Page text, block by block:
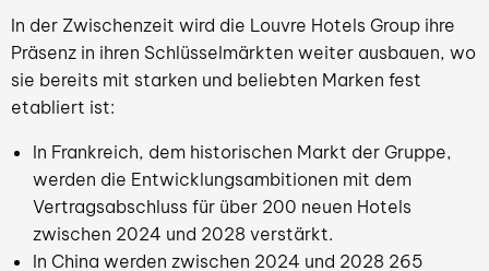
In der Zwischenzeit wird die Louvre Hotels Group ihre
Präsenz in ihren Schlüsselmärkten weiter ausbauen, wo
sie bereits mit starken und beliebten Marken fest
etabliert ist:
In Frankreich, dem historischen Markt der Gruppe,
werden die Entwicklungsambitionen mit dem
Vertragsabschluss für über 200 neuen Hotels
zwischen 2024 und 2028 verstärkt.
In China werden zwischen 2024 und 2028 265